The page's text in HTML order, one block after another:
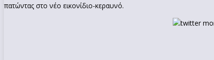
πατώντας στο νέο εικονίδιο-κεραυνό.